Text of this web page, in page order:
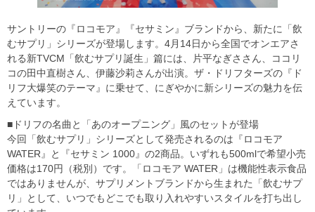
サントリーの『ロコモア』『セサミン』ブランドから、新たに「飲
むサプリ」シリーズが登場します。4月14日から全国でオンエアさ
れる新TVCM「飲むサプリ誕生」篇には、片平なぎささん、ココリ
コの田中直樹さん、伊藤沙莉さんが出演。ザ・ドリフターズの『ド
リフ大爆笑のテーマ』に乗せて、にぎやかに新シリーズの魅力を伝
えています。
■ドリフの名曲と「あのオープニング」風のセットが登場
今回「飲むサプリ」シリーズとして発売されるのは『ロコモア
WATER』と『セサミン 1000』の2商品。いずれも500mlで希望小売
価格は170円（税別）です。「ロコモア WATER」は機能性表示食品
ではありませんが、サプリメントブランドから生まれた「飲むサプ
リ」として、いつでもどこでも取り入れやすいスタイルを打ち出し